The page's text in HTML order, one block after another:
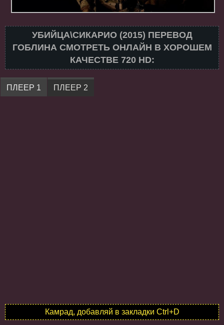
УБИЙЦА\СИКАРИО (2015) ПЕРЕВОД
ГОБЛИНА СМОТРЕТЬ ОНЛАЙН В ХОРОШЕМ
КАЧЕСТВЕ 720 HD:
ПЛЕЕР 1 ПЛЕЕР 2
Камрад, добавляй в закладки Ctrl+D